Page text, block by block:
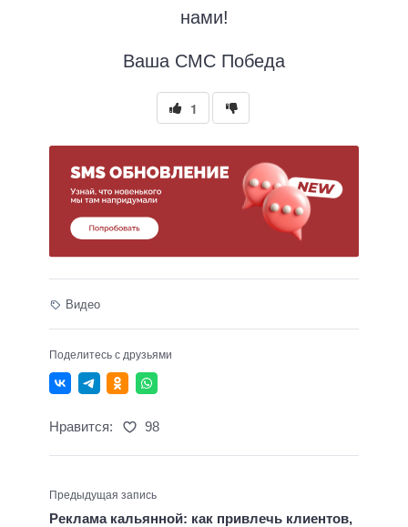
нами!
Ваша СМС Победа
1
Видео
Поделитесь с друзьями
Нравится: 98
Предыдущая запись
Реклама кальянной: как привлечь клиентов,